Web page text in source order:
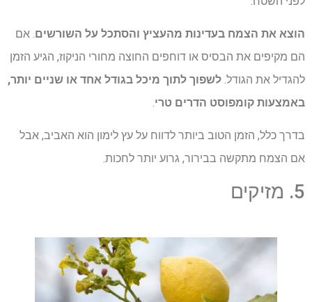
הוצא את הצמח בעדינות מהעציץ והסתכל על השורשים. אם
הם מקיפים את הבסיס או דוחפים החוצה מחורי הניקוז, הגיע הזמן
להגדיל את הגודל. לשפוך לתוך מיכל בגודל אחד או שניים יותר,
באמצעות קומפוסט הדרים טרי.
בדרך כלל, הזמן הטוב ביותר לדווח על עץ לימון הוא האביב, אבל
אם הצמח מתקשה בבירור, גרוע יותר לחכות.
5. מזיקים